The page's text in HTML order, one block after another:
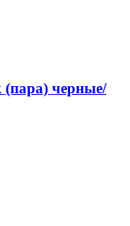
(пара) черные/